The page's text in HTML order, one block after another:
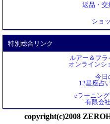
返品・交
ショ
特別総合リンク
ルアー＆フ
オンラインシ
今日
12星座占
eラーニン
有限会
copyright(c)2008